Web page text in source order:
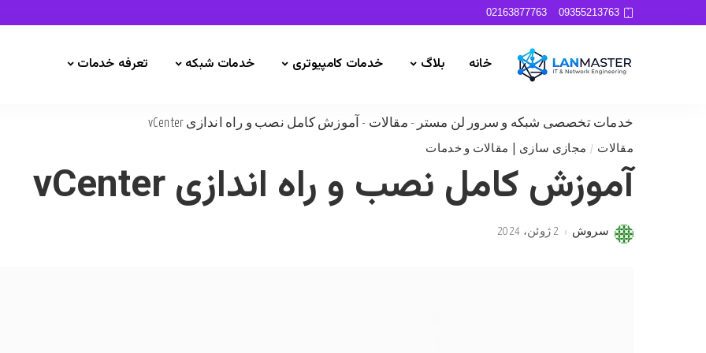
09355213763
02163877763
خانه بلاگ خدمات کامپیوتری خدمات شبکه تعرفه خدمات
خدمات تخصصی شبکه و سرور لن مستر - مقالات - آموزش کامل نصب و راه اندازی vCenter
مقالات مجازی سازی | مقالات و خدمات
آموزش کامل نصب و راه اندازی vCenter
Posted
سروش 2 ژوئن، 2024